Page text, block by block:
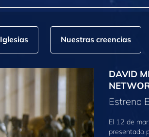
Nuestras creencias
DAVID
Estreno
El 12 de
presentado